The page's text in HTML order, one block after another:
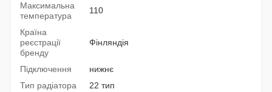
Максимальна
температура
110
Країна
реєстрації
бренду
Фінляндія
Підключення
нижнє
Тип радіатора
22 тип